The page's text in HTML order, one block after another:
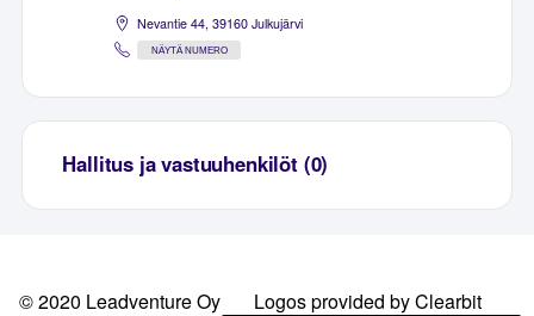
Nevantie 44, 39160 Julkujärvi
NÄYTÄ NUMERO
Hallitus ja vastuuhenkilöt (0)
© 2020 Leadventure Oy
Logos provided by Clearbit